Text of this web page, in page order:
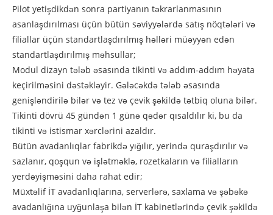
Pilot yetişdikdən sonra partiyanın təkrarlanmasının
asanlaşdırılması üçün bütün səviyyələrdə satış nöqtələri və
filiallar üçün standartlaşdırılmış həlləri müəyyən edən
standartlaşdırılmış məhsullar;
Modul dizayn tələb əsasında tikinti və addım-addım həyata
keçirilməsini dəstəkləyir. Gələcəkdə tələb əsasında
genişləndirilə bilər və tez və çevik şəkildə tətbiq oluna bilər.
Tikinti dövrü 45 gündən 1 günə qədər qısaldılır ki, bu da
tikinti və istismar xərclərini azaldır.
Bütün avadanlıqlar fabrikdə yığılır, yerində quraşdırılır və
sazlanır, qoşqun və işlətməklə, rozetkaların və filialların
yerdəyişməsini daha rahat edir;
Müxtəlif İT avadanlıqlarına, serverlərə, saxlama və şəbəkə
avadanlığına uyğunlaşa bilən İT kabinetlərində çevik şəkildə